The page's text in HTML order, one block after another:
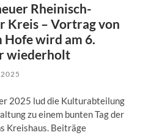
Rheinisch-
Kreis – Vortrag von
Hofe wird am 6.
wiederholt
2025 lud die Kulturabteilung
zu einem bunten Tag der
Kreishaus. Beiträge